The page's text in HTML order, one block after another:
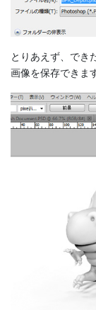
とりあえず、でき
画像を保存できま